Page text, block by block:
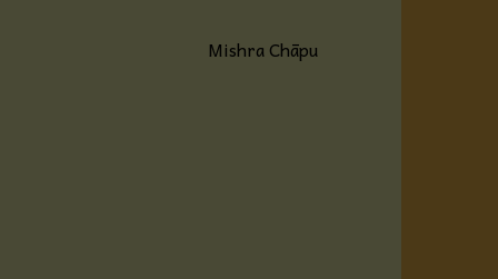
Mishra Chāpu